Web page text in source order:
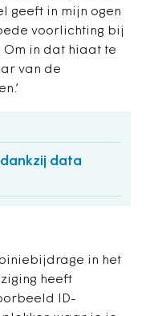
geeft in mijn ogen
voorlichting bij
Om in dat hiaat te
van de
data
in het
heeft
ID-